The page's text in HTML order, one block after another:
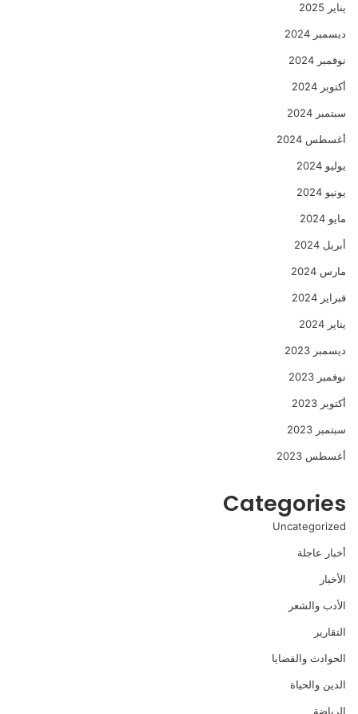
يناير 2025
ديسمبر 2024
نوفمبر 2024
أكتوبر 2024
سبتمبر 2024
أغسطس 2024
يوليو 2024
يونيو 2024
مايو 2024
أبريل 2024
مارس 2024
فبراير 2024
يناير 2024
ديسمبر 2023
نوفمبر 2023
أكتوبر 2023
سبتمبر 2023
أغسطس 2023
Categories
Uncategorized
أخبار عاجلة
الأخبار
الأدب والشعر
التقارير
الحوادث والقضايا
الدين والحياة
الرياضة